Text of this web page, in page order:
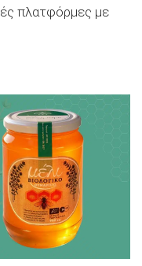
πλατφόρμες με